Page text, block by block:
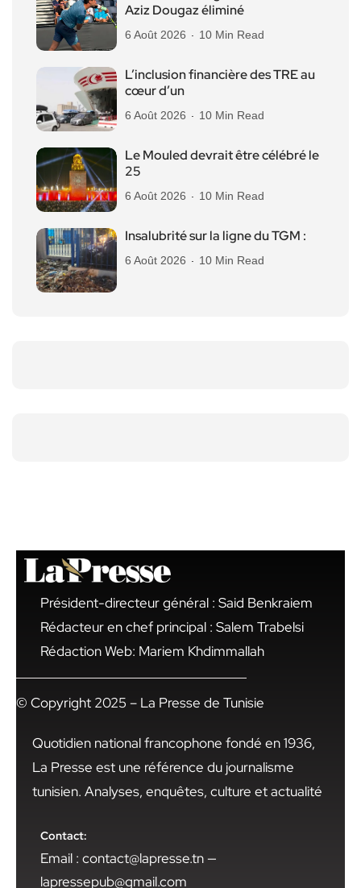
Aziz Dougaz éliminé
6 Août 2026 10 Min Read
L’inclusion financière des TRE au
cœur d’un
6 Août 2026 10 Min Read
Le Mouled devrait être célébré le
25
6 Août 2026 10 Min Read
Insalubrité sur la ligne du TGM :
6 Août 2026 10 Min Read
Président-directeur général : Said Benkraiem
Rédacteur en chef principal : Salem Trabelsi
Rédaction Web: Mariem Khdimmallah
© Copyright 2025 – La Presse de Tunisie
Quotidien national francophone fondé en 1936,
La Presse est une référence du journalisme
tunisien. Analyses, enquêtes, culture et actualité
Contact:
Email : contact@lapresse.tn —
lapressepub@gmail.com